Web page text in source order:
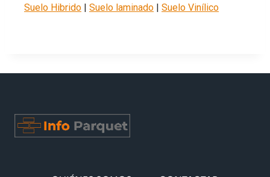
Suelo Hibrido | Suelo laminado | Suelo Vinílico